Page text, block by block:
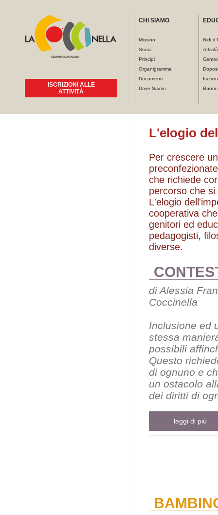
ISCRIZIONI ALLE
ATTIVITÀ
CHI SIAMO
Mission
Storia
Principi
Organigramma
Documenti
Dove Siamo
Nidi
Buoni
Tu sei qui
L'elogio
Per crescere
che richiede
percorso che
L'elogio
cooperativa
genitori ed
pedagogisti,
diverse.
di Alessia
Coccinella
Inclusione ed
stessa
possibili
Questo
di ognuno e
un ostacolo
dei diritti di
leggi di più